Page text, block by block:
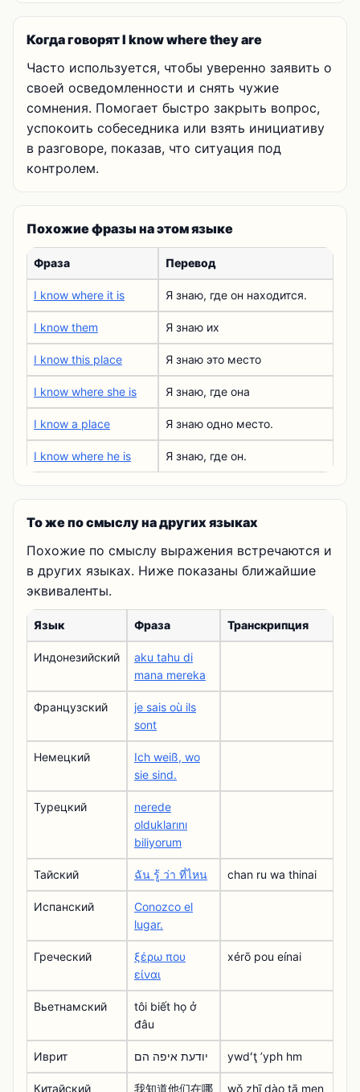
Когда говорят I know where they are
Часто используется, чтобы уверенно заявить о
своей осведомленности и снять чужие
сомнения. Помогает быстро закрыть вопрос,
успокоить собеседника или взять инициативу
в разговоре, показав, что ситуация под
контролем.
Похожие фразы на этом языке
Фраза Перевод
I know where it is Я знаю, где он находится.
I know them Я знаю их
I know this place Я знаю это место
I know where she is Я знаю, где она
I know a place Я знаю одно место.
I know where he is Я знаю, где он.
То же по смыслу на других языках
Похожие по смыслу выражения встречаются и
в других языках. Ниже показаны ближайшие
эквиваленты.
Язык Фраза Транскрипция
Индонезийский
aku tahu di
mana mereka
Французский
je sais où ils
sont
Немецкий
Ich weiß, wo
sie sind.
Турецкий
nerede
olduklarını
biliyorum
Тайский ฉัน รู้ ว่า ที่ไหน chan ru wa thinai
Испанский
Conozco el
lugar.
Греческий
ξέρω που
είναι
xérō pou eínai
Вьетнамский
tôi biết họ ở
đâu
Иврит יודעת איפה הם ywdʻţ ʼyph hm
Китайский 我知道他们在哪 wǒ zhī dào tā men